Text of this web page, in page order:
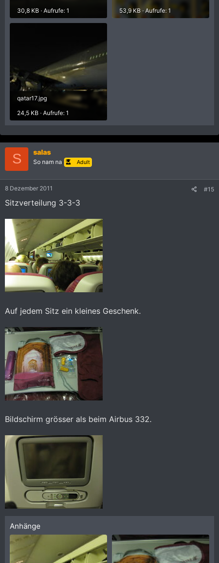
30,8 KB · Aufrufe: 1 53,9 KB · Aufrufe: 1
qatar17.jpg
24,5 KB · Aufrufe: 1
S salas
So nam na Adult
8 Dezember 2011 #15
Sitzverteilung 3-3-3
Auf jedem Sitz ein kleines Geschenk.
Bildschirm grösser als beim Airbus 332.
Anhänge